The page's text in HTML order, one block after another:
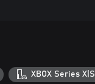
XBOX Series X|S